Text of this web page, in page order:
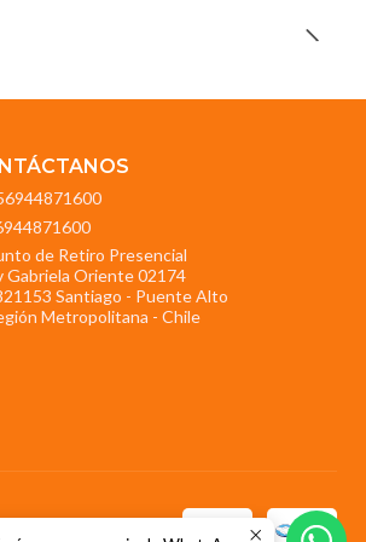
de Retiro Presencial
Gabriela Oriente 02174
Santiago - Puente Alto
Metropolitana - Chile